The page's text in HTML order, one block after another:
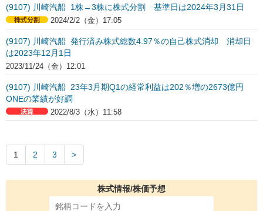
(9107) 川崎汽船 1株→3株に株式分割 基準日は2024年3月31日
2024/2/2（金）17:05
(9107) 川崎汽船 発行済み株式総数4.97％の自己株式消却 消却日
は2023年12月1日
2023/11/24（金）12:01
(9107) 川崎汽船 23年3月期Q1の経常利益は202％増の2673億円
ONEの業績が好調
2022/8/3（水）11:58
1 2 3
株式情報/株価予想